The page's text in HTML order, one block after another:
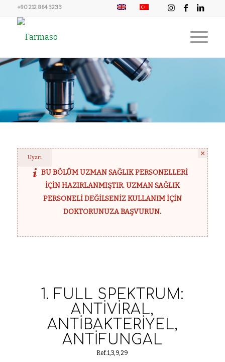
+90 212 864 3233
Uyarı
BU BÖLÜM UZMAN SAĞLIK PERSONELLERI
IÇIN HAZIRLANMIŞTIR. UZMAN SAĞLIK
PERSONELI DEĞILSENIZ KULLANIM IÇIN
DOKTORUNUZA BAŞVURUN.
×
1. FULL SPEKTRUM:
ANTIVIRAL,
ANTIBAKTERIYEL,
ANTIFUNGAL
Ref.1,3,9,29